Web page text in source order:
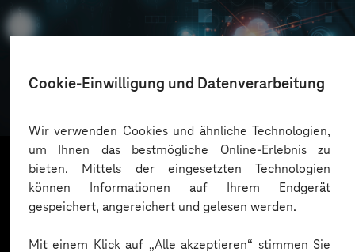
Cookie-Einwilligung und Datenverarbeitung
Wir verwenden Cookies und ähnliche Technologien,
um Ihnen das bestmögliche Online-Erlebnis zu
bieten. Mittels der eingesetzten Technologien
können Informationen auf Ihrem Endgerät
gespeichert, angereichert und gelesen werden.
Mit einem Klick auf „Alle akzeptieren“ stimmen Sie
Oskar Frech
Mehr laden